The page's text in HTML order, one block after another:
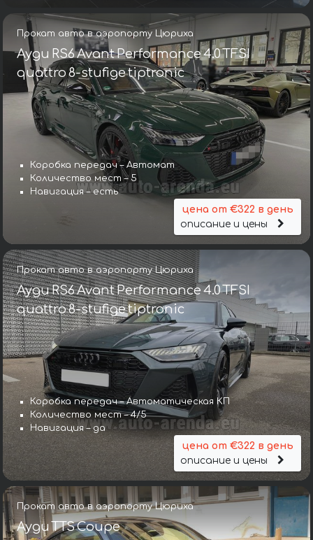
Прокат авто в аэропорту Цюриха
Ауди RS6 Avant Performance 4.0 TFSI
quattro 8-stufige tiptronic
Коробка передач – Автомат
Количество мест – 5
Навигация – есть
цена от €322 в день
описание и цены
Прокат авто в аэропорту Цюриха
Ауди RS6 Avant Performance 4.0 TFSI
quattro 8-stufige tiptronic
Коробка передач – Автоматическая КП
Количество мест – 4/5
Навигация – да
цена от €322 в день
описание и цены
Прокат авто в аэропорту Цюриха
Ауди TTS Coupe